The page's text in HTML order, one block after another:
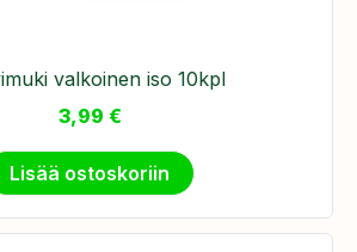
valkoinen iso 10kpl
3,99 €
Lisää ostoskoriin